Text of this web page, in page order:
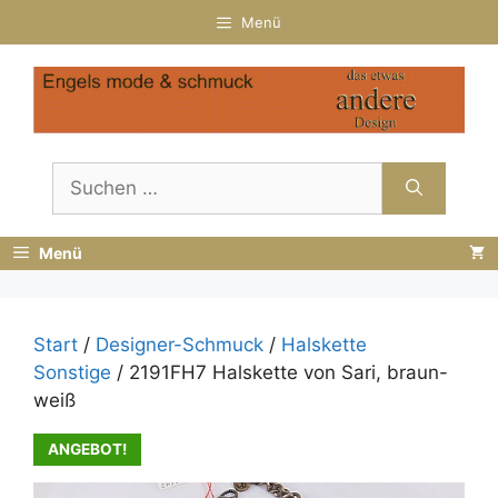
Inhalt
springen
Menü
nach:
Menü
Start / Designer-Schmuck / Halskette
Sonstige / 2191FH7 Halskette von Sari, braun-
weiß
ANGEBOT!